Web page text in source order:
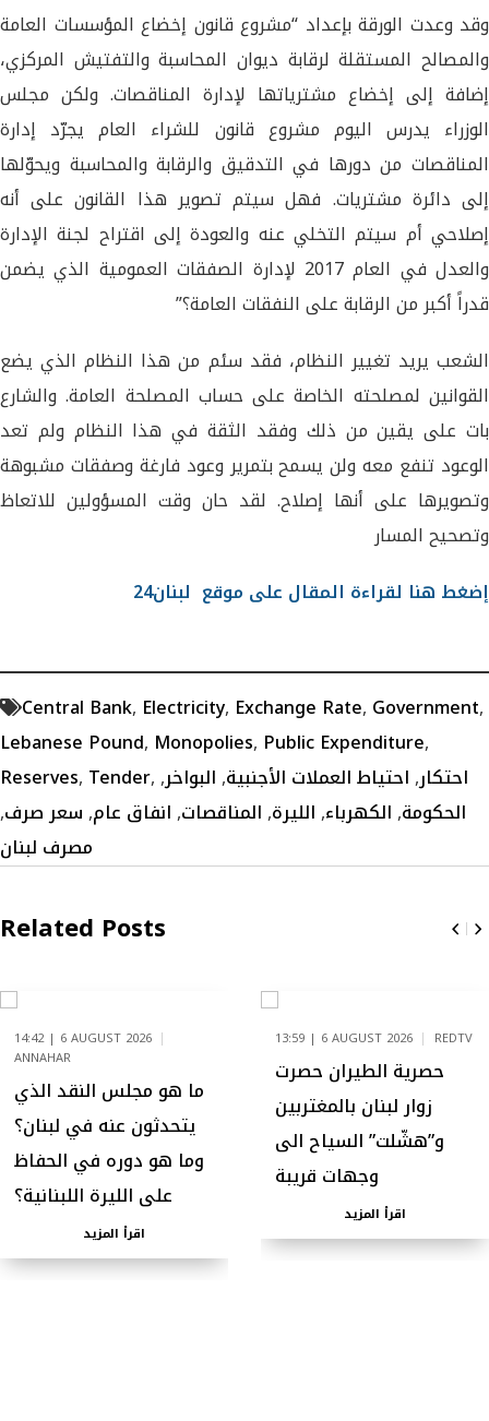
وقد وعدت الورقة بإعداد “مشروع قانون إخضاع المؤسسات العامة
والمصالح المستقلة لرقابة ديوان المحاسبة والتفتيش المركزي،
إضافة إلى إخضاع مشترياتها لإدارة المناقصات. ولكن مجلس
الوزراء يدرس اليوم مشروع قانون للشراء العام يجرّد إدارة
المناقصات من دورها في التدقيق والرقابة والمحاسبة ويحوّلها
إلى دائرة مشتريات. فهل سيتم تصوير هذا القانون على أنه
إصلاحي أم سيتم التخلي عنه والعودة إلى اقتراح لجنة الإدارة
والعدل في العام 2017 لإدارة الصفقات العمومية الذي يضمن
قدراً أكبر من الرقابة على النفقات العامة؟”
الشعب يريد تغيير النظام، فقد سئم من هذا النظام الذي يضع
القوانين لمصلحته الخاصة على حساب المصلحة العامة. والشارع
بات على يقين من ذلك وفقد الثقة في هذا النظام ولم تعد
الوعود تنفع معه ولن يسمح بتمرير وعود فارغة وصفقات مشبوهة
وتصويرها على أنها إصلاح. لقد حان وقت المسؤولين للاتعاظ
وتصحيح المسار
إضغط هنا لقراءة المقال على موقع لبنان24
Central Bank, Electricity, Exchange Rate, Government,
Lebanese Pound, Monopolies, Public Expenditure,
Reserves, Tender, احتكار,احتياط العملات الأجنبية,البواخر,
الحكومة,الكهرباء,الليرة,المناقصات,انفاق عام,سعر صرف,
مصرف لبنان
Related Posts
14:42 | 6 AUGUST 2026
ANNAHAR
ما هو مجلس النقد الذي
يتحدثون عنه في لبنان؟
وما هو دوره في الحفاظ
على الليرة اللبنانية؟
اقرأ المزيد
13:59 | 6 AUGUST 2026 REDTV
حصرية الطيران حصرت
زوار لبنان بالمغتربين
و”هشّلت” السياح الى
وجهات قريبة
اقرأ المزيد